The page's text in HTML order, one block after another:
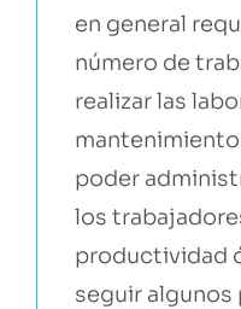
en general
número de
realizar las
poder
los
productividad
seguir algunos